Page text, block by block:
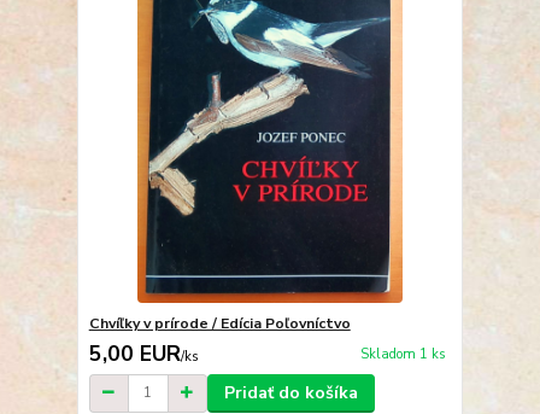
Chvíľky v prírode / Edícia Poľovníctvo
5,00 EUR/ks Skladom 1 ks
Pridať do košíka